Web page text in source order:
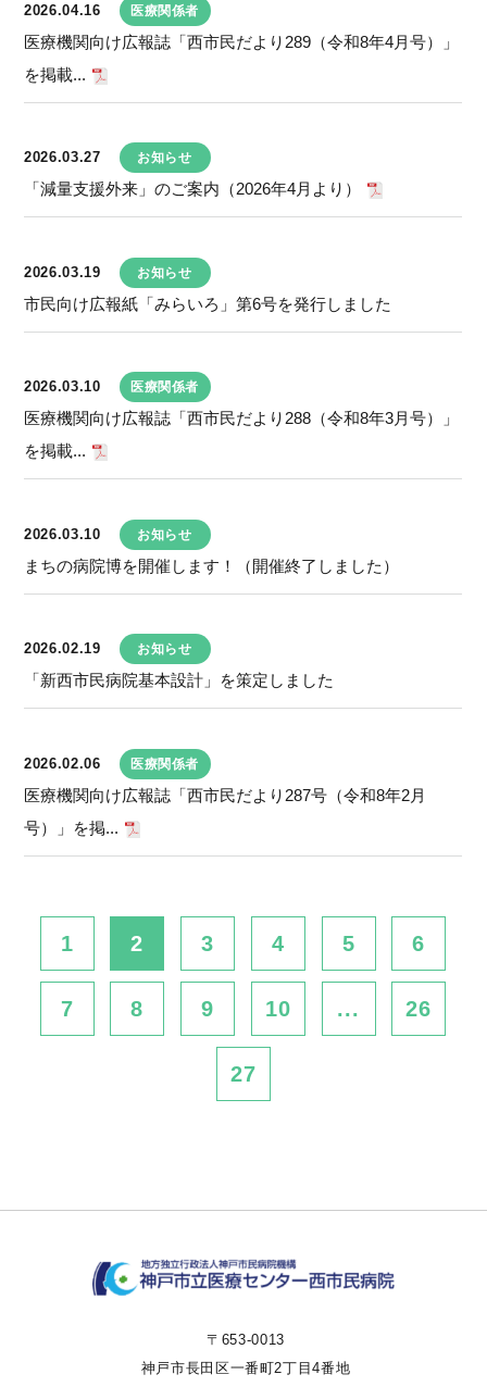
2026.04.16 医療関係者
医療機関向け広報誌「西市民だより289（令和8年4月号）」
を掲載...
2026.03.27 お知らせ
「減量支援外来」のご案内（2026年4月より）
2026.03.19 お知らせ
市民向け広報紙「みらいろ」第6号を発行しました
2026.03.10 医療関係者
医療機関向け広報誌「西市民だより288（令和8年3月号）」
を掲載...
2026.03.10 お知らせ
まちの病院博を開催します！（開催終了しました）
2026.02.19 お知らせ
「新西市民病院基本設計」を策定しました
2026.02.06 医療関係者
医療機関向け広報誌「西市民だより287号（令和8年2月
号）」を掲...
1 2 3 4 5 6
7 8 9 10 ... 26
27
〒653-0013
神戸市長田区一番町2丁目4番地